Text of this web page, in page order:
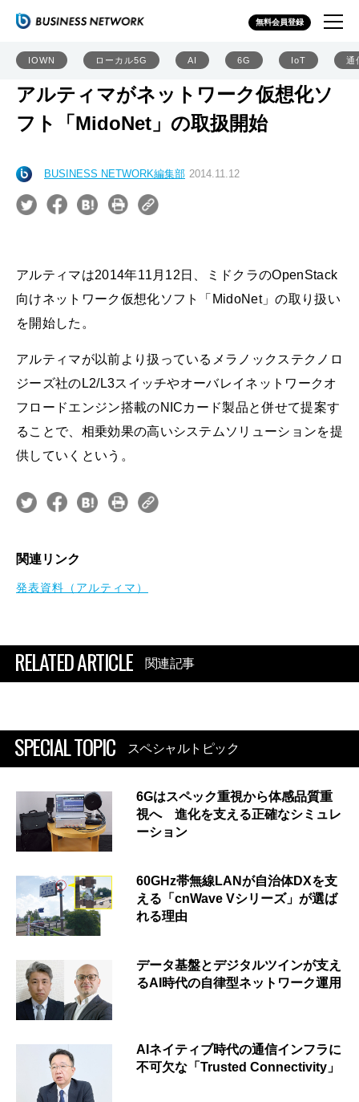
無料会員登録
IOWN ローカル5G AI 6G IoT 通
アルティマがネットワーク仮想化ソ
フト「MidoNet」の取扱開始
BUSINESS NETWORK編集部 2014.11.12
アルティマは2014年11月12日、ミドクラのOpenStack
向けネットワーク仮想化ソフト「MidoNet」の取り扱い
を開始した。
アルティマが以前より扱っているメラノックステクノロ
ジーズ社のL2/L3スイッチやオーバレイネットワークオ
フロードエンジン搭載のNICカード製品と併せて提案す
ることで、相乗効果の高いシステムソリューションを提
供していくという。
関連リンク
発表資料（アルティマ）
RELATED ARTICLE 関連記事
SPECIAL TOPIC スペシャルトピック
6Gはスペック重視から体感品質重
視へ 進化を支える正確なシミュレ
ーション
60GHz帯無線LANが自治体DXを支
える「cnWave Vシリーズ」が選ば
れる理由
データ基盤とデジタルツインが支え
るAI時代の自律型ネットワーク運用
AIネイティブ時代の通信インフラに
不可欠な「Trusted Connectivity」